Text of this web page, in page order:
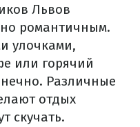
Львов
романтичным.
улочками,
или горячий
Различные
отдых
скучать.